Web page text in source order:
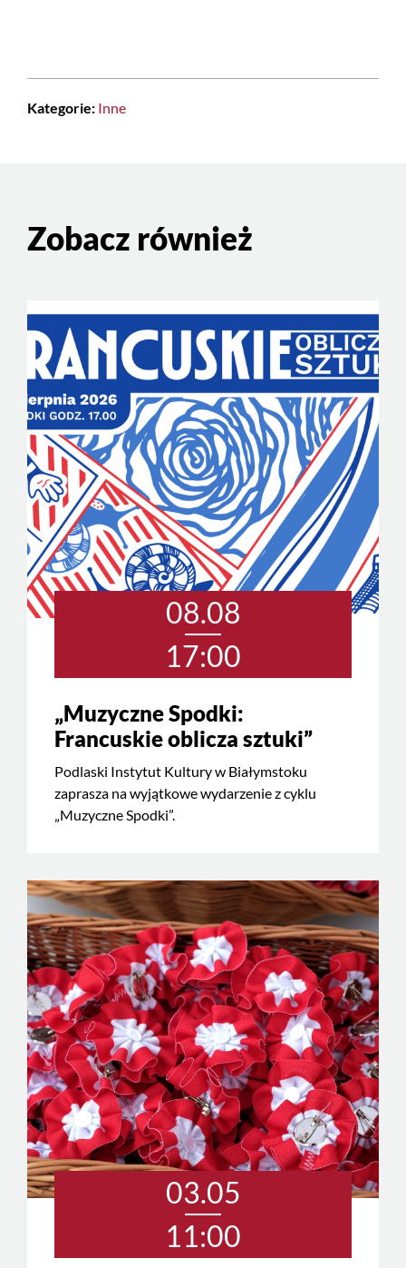
Kategorie: Inne
Zobacz również
08.08
17:00
„Muzyczne Spodki:
Francuskie oblicza sztuki”
Podlaski Instytut Kultury w Białymstoku
zaprasza na wyjątkowe wydarzenie z cyklu
„Muzyczne Spodki”.
03.05
11:00